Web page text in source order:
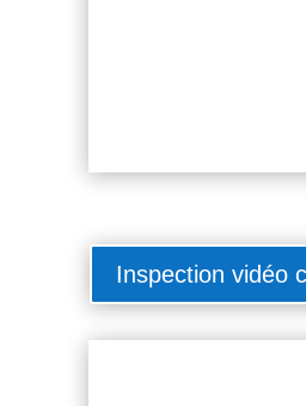
Inspection vidéo